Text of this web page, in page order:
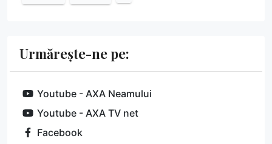
Urmărește-ne pe:
Youtube - AXA Neamului
Youtube - AXA TV net
Facebook